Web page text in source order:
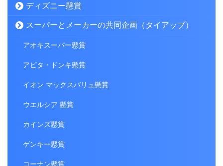
ディズニー懸賞
スーパーとメーカーの共同企画（タイアップ）
アオキスーパー懸賞
アピタ・ドンキ懸賞
イオン マックスバリュ懸賞
ウエルシア 懸賞
カインズ懸賞
ゲンキー懸賞
コーナン懸賞